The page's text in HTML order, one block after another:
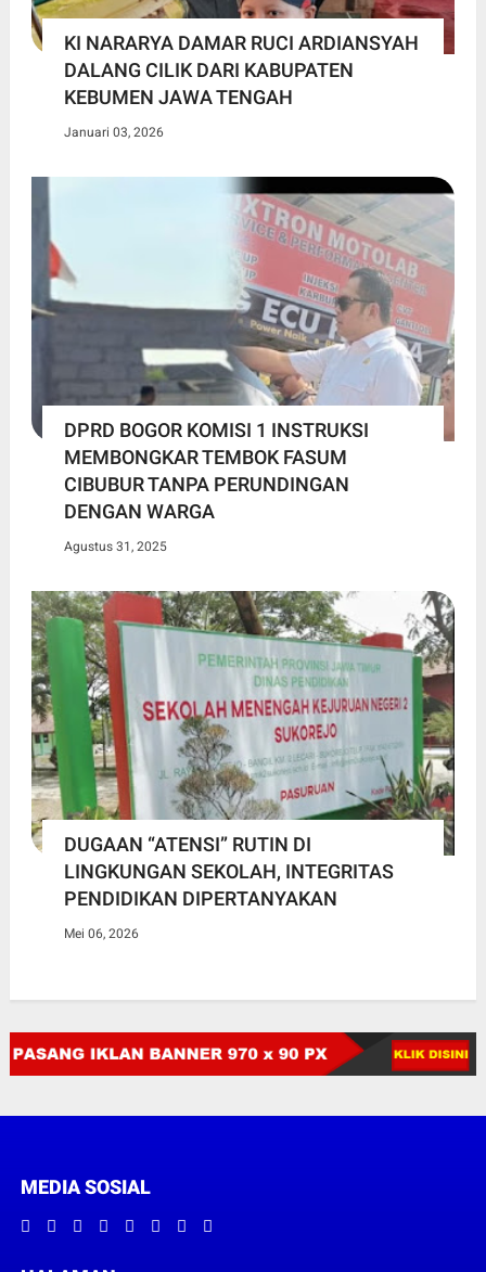
KI NARARYA DAMAR RUCI ARDIANSYAH
DALANG CILIK DARI KABUPATEN
KEBUMEN JAWA TENGAH
Januari 03, 2026
DPRD BOGOR KOMISI 1 INSTRUKSI
MEMBONGKAR TEMBOK FASUM
CIBUBUR TANPA PERUNDINGAN
DENGAN WARGA
Agustus 31, 2025
DUGAAN “ATENSI” RUTIN DI
LINGKUNGAN SEKOLAH, INTEGRITAS
PENDIDIKAN DIPERTANYAKAN
Mei 06, 2026
MEDIA SOSIAL